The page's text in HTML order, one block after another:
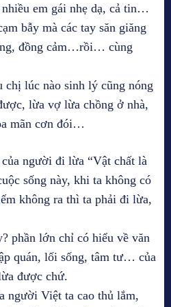
em gái nhẹ dạ, cả tin…
bẫy mà các tay săn giăng
đồng cảm…rồi… cùng
chị lúc nào sinh lý cũng nóng
lừa vợ lừa chồng ở nhà,
mãn cơn đói…
người đi lừa “Vật chất là
sống này, khi ta không có
không ra thì ta phải đi lừa,
phần lớn chỉ có hiểu về văn
quán, lối sống, tâm tư… của
được chứ.
người Việt ta cao thủ lắm,